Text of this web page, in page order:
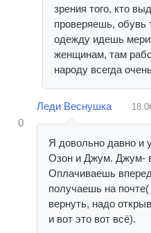
зрения того, кто
проверяешь, обувь
одежду идешь
женщинам, там
народу всегда
0
Леди Веснушка
Я довольно давно и
Озон и Джум. Джум-
Оплачиваешь
получаешь на
вернуть, надо
и вот это вот всё).